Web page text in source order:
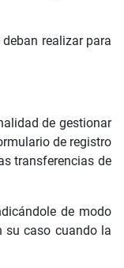
realizar para
de gestionar
de registro
transferencias de
de modo
su caso cuando la